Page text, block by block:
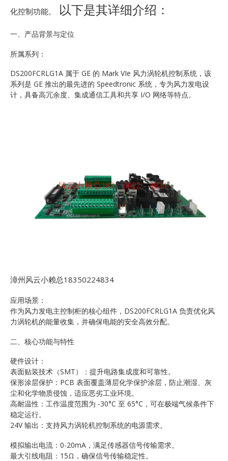
化控制功能。
以下是其详细介绍：
一、产品背景与定位
所属系列：
DS200FCRLG1A 属于 GE 的 Mark VIe 风力涡轮机控制系统，该
系列是 GE 推出的最先进的 Speedtronic 系统，专为风力发电设
计，具备高冗余度、集成通信工具和共享 I/O 网络等特点。
漳州风云小赖总18350224834
应用场景：
作为风力发电主控制柜的核心组件，DS200FCRLG1A 负责优化风
力涡轮机的能量收集，并确保电能的安全高效分配。
二、核心功能与特性
硬件设计：
表面贴装技术（SMT）：提升电路集成度和可靠性。
保形涂层保护：PCB 表面覆盖薄层化学保护涂层，防止潮湿、灰
尘和化学物质侵蚀，适应恶劣工业环境。
高耐温性：工作温度范围为 -30°C 至 65°C，可在极端气候条件下
稳定运行。
24V 输出：支持风力涡轮机控制系统的电源需求。
模拟输出电流：0-20mA，满足传感器信号传输需求。
最大引线电阻：15Ω，确保信号传输稳定性。